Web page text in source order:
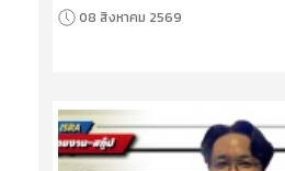
08 สิงหาคม 2569